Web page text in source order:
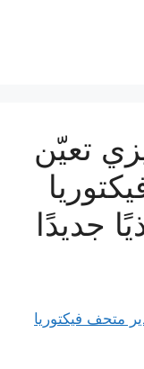
تعيّن
جديدًا